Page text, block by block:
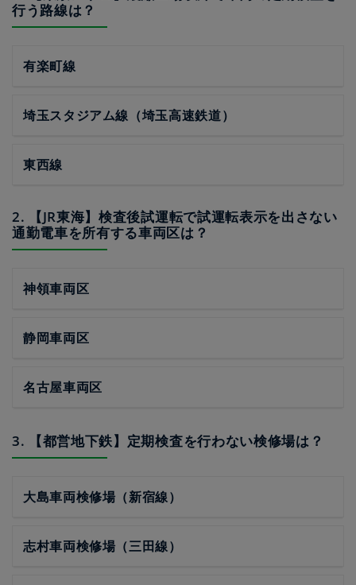
行う路線は？
有楽町線
埼玉スタジアム線（埼玉高速鉄道）
東西線
2. 【JR東海】検査後試運転で試運転表示を出さない
通勤電車を所有する車両区は？
神領車両区
静岡車両区
名古屋車両区
3. 【都営地下鉄】定期検査を行わない検修場は？
大島車両検修場（新宿線）
志村車両検修場（三田線）